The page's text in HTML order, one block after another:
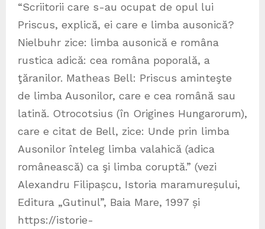
“Scriitorii care s-au ocupat de opul lui
Priscus, explică, ei care e limba ausonică?
Nielbuhr zice: limba ausonică e româna
rustica adică: cea româna poporală, a
ţăranilor. Matheas Bell: Priscus aminteşte
de limba Ausonilor, care e cea română sau
latină. Otrocotsius (în Origines Hungarorum),
care e citat de Bell, zice: Unde prin limba
Ausonilor înteleg limba valahică (adica
românească) ca şi limba coruptă.” (vezi
Alexandru Filipașcu, Istoria maramureșului,
Editura „Gutinul”, Baia Mare, 1997 și
https://istorie-